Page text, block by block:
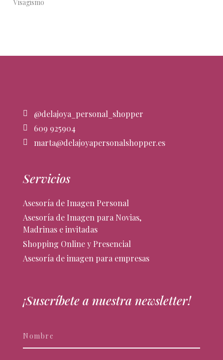
Visagismo
@delajoya_personal_shopper
609 925904
marta@delajoyapersonalshopper.es
Servicios
Asesoría de Imagen Personal
Asesoría de Imagen para Novias,
Madrinas e invitadas
Shopping Online y Presencial
Asesoría de imagen para empresas
¡Suscríbete a nuestra newsletter!
eres